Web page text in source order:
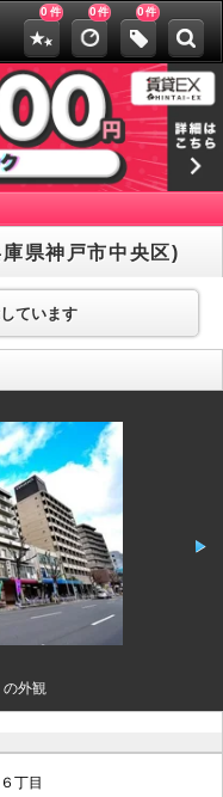
0 件 0件 0件
県神戸市中央区)
ています
の外観
丁目